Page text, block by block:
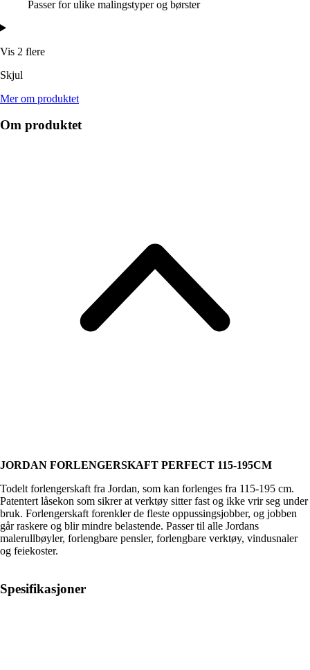
Passer for ulike malingstyper og børster
Vis 2 flere
Skjul
Mer om produktet
Om produktet
JORDAN FORLENGERSKAFT PERFECT 115-195CM
Todelt forlengerskaft fra Jordan, som kan forlenges fra 115-195 cm.
Patentert låsekon som sikrer at verktøy sitter fast og ikke vrir seg under
bruk. Forlengerskaft forenkler de fleste oppussingsjobber, og jobben
går raskere og blir mindre belastende. Passer til alle Jordans
malerullbøyler, forlengbare pensler, forlengbare verktøy, vindusnaler
og feiekoster.
Spesifikasjoner